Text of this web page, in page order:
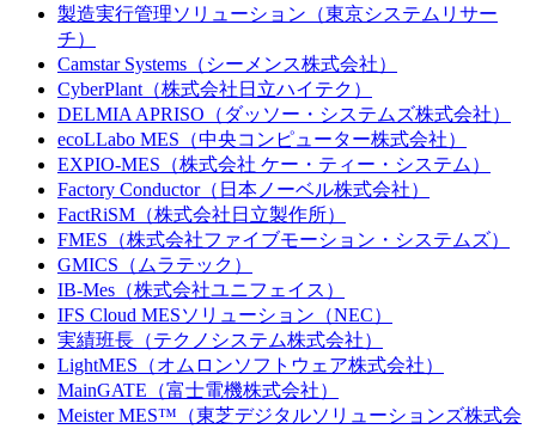
製造実行管理ソリューション（東京システムリサー
チ）
Camstar Systems（シーメンス株式会社）
CyberPlant（株式会社日立ハイテク）
DELMIA APRISO（ダッソー・システムズ株式会社）
ecoLLabo MES（中央コンピューター株式会社）
EXPIO-MES（株式会社 ケー・ティー・システム）
Factory Conductor（日本ノーベル株式会社）
FactRiSM（株式会社日立製作所）
FMES（株式会社ファイブモーション・システムズ）
GMICS（ムラテック）
IB-Mes（株式会社ユニフェイス）
IFS Cloud MESソリューション（NEC）
実績班長（テクノシステム株式会社）
LightMES（オムロンソフトウェア株式会社）
MainGATE（富士電機株式会社）
Meister MES™（東芝デジタルソリューションズ株式会